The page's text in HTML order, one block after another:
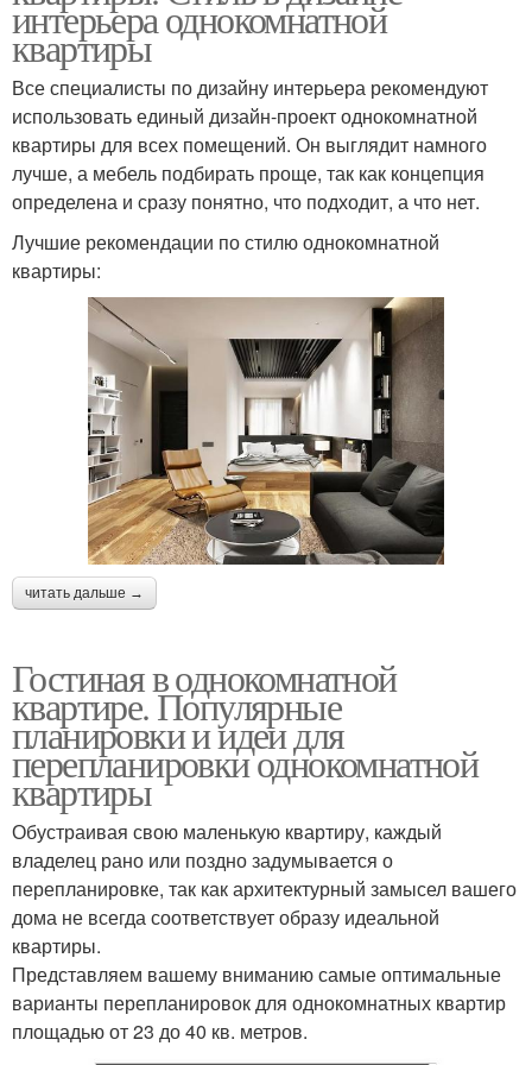
интерьера однокомнатной
квартиры
Все специалисты по дизайну интерьера рекомендуют
использовать единый дизайн-проект однокомнатной
квартиры для всех помещений. Он выглядит намного
лучше, а мебель подбирать проще, так как концепция
определена и сразу понятно, что подходит, а что нет.
Лучшие рекомендации по стилю однокомнатной
квартиры:
читать дальше →
Гостиная в однокомнатной
квартире. Популярные
планировки и идеи для
перепланировки однокомнатной
квартиры
Обустраивая свою маленькую квартиру, каждый
владелец рано или поздно задумывается о
перепланировке, так как архитектурный замысел вашего
дома не всегда соответствует образу идеальной
квартиры.
Представляем вашему вниманию самые оптимальные
варианты перепланировок для однокомнатных квартир
площадью от 23 до 40 кв. метров.